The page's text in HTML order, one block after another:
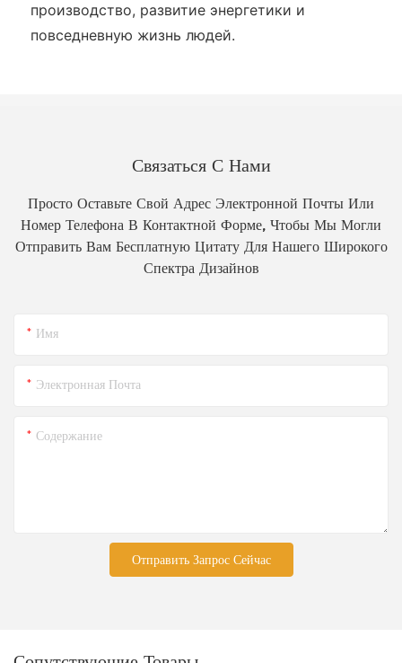
производство, развитие энергетики и
повседневную жизнь людей.
Связаться С Нами
Просто Оставьте Свой Адрес Электронной Почты Или
Номер Телефона В Контактной Форме, Чтобы Мы Могли
Отправить Вам Бесплатную Цитату Для Нашего Широкого
Спектра Дизайнов
Имя
Электронная Почта
Содержание
Отправить Запрос Сейчас